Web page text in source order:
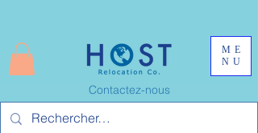
Contactez-nous
ME
NU